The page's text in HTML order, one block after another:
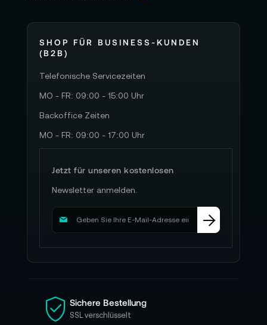
SHOP FÜR BUSINESS-KUNDEN
(B2B)
Telefonische Servicezeiten
MO - FR: 09:00 - 15:00 Uhr
Backoffice Zeiten
MO - FR: 09:00 - 17:00 Uhr
Jetzt für unseren kostenlosen
Newsletter anmelden.
M
d
i
e
s
Sichere Bestellung
SSL verschlüsselt